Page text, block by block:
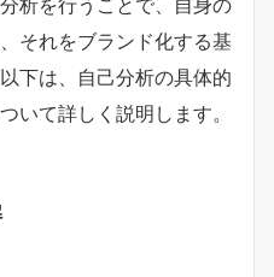
析を行うことで、自身の
それをブランド化する基
下は、自己分析の具体的
いて詳しく説明します。